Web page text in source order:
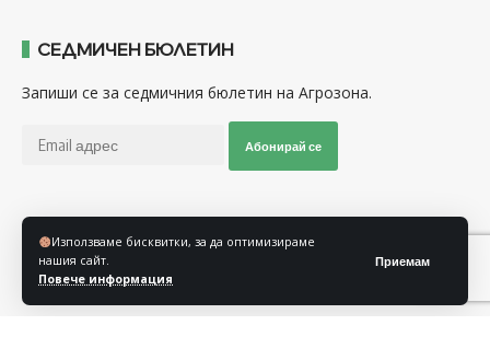
Използваме бисквитки, за да оптимизираме
нашия сайт.
Повече информация
Приемам
СЕДМИЧЕН БЮЛЕТИН
Запиши се за седмичния бюлетин на Агрозона.
Абонирай се
Последвайте ни